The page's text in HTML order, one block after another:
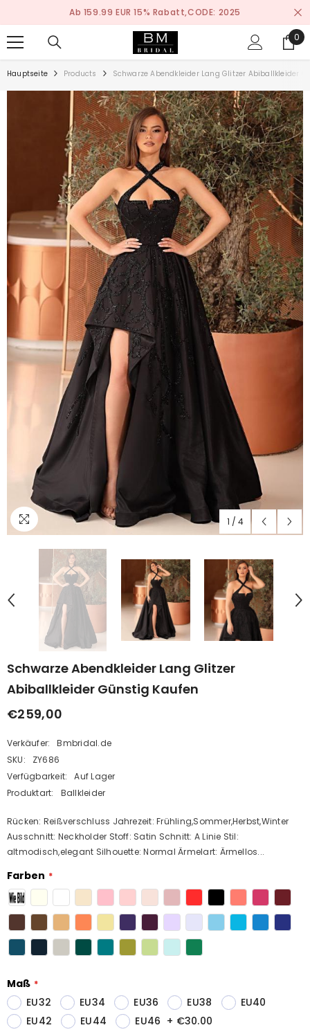
ZUM INHALT SPRINGEN
EUR 15% Rabatt,CODE: 2025
0
0
Hauptseite Products Schwarze Abendkleider Lang Glitzer Abiballkleider
1 / 4
Schwarze Abendkleider Lang Glitzer
Abiballkleider Günstig Kaufen
€259,00
Verkäufer:
Bmbridal.de
SKU:
ZY686
Verfügbarkeit:
Auf Lager
Produktart:
Ballkleider
Rücken: Reißverschluss Jahrezeit: Frühling,Sommer,Herbst,Winter
Ausschnitt: Neckholder Stoff: Satin Schnitt: A Linie Stil:
altmodisch,elegant Silhouette: Normal Ärmelart: Ärmellos...
Farben
Maß
EU32
EU34 EU36 EU38
EU40
EU42
EU44 EU46 + €30.00